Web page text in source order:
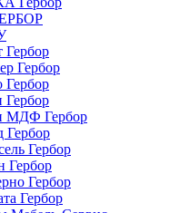
Гербор
Гербор
Гербор
Гербор
МДФ Гербор
Гербор
Гербор
Гербор
Гербор
Гербор